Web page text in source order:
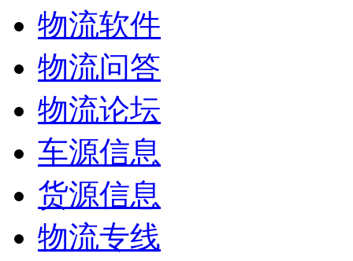
物流软件
物流问答
物流论坛
车源信息
货源信息
物流专线